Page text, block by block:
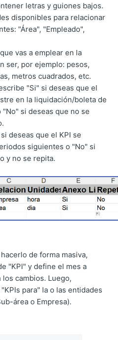
letras y guiones bajos.
disponibles para relacionar
"Área", "Empleado",
vas a emplear en la
ser, por ejemplo: pesos,
metros cuadrados, etc.
"Si" si deseas que el
en la liquidación/boleta de
si deseas que no se
deseas que el KPI se
siguientes o "No" si
y no se repita.
de forma masiva,
"KPI" y define el mes a
cambios. Luego,
para" la o las entidades
área o Empresa).